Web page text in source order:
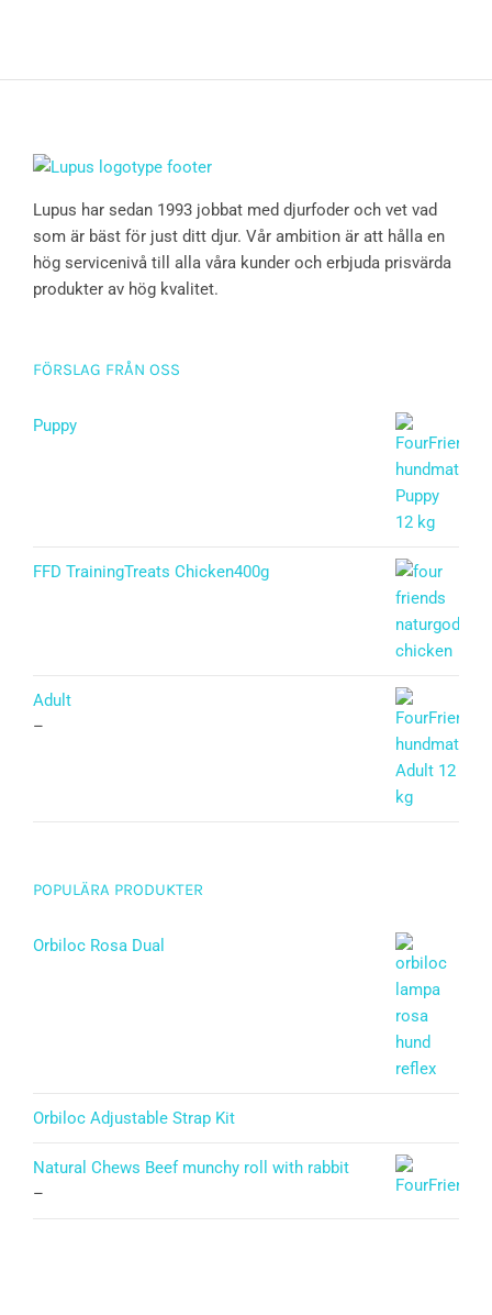
Lupus har sedan 1993 jobbat med djurfoder och vet vad
som är bäst för just ditt djur. Vår ambition är att hålla en
hög servicenivå till alla våra kunder och erbjuda prisvärda
produkter av hög kvalitet.
FÖRSLAG FRÅN OSS
Puppy
FFD TrainingTreats Chicken400g
Adult
–
POPULÄRA PRODUKTER
Orbiloc Rosa Dual
Orbiloc Adjustable Strap Kit
Natural Chews Beef munchy roll with rabbit
–